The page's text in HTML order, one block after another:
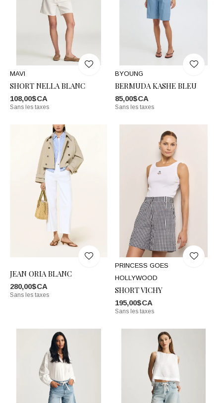
MAVI
SHORT NELLA BLANC
108,00$CA
Sans les taxes
BYOUNG
BERMUDA KASHE BLEU
85,00$CA
Sans les taxes
JEAN ORIA BLANC
280,00$CA
Sans les taxes
PRINCESS GOES
HOLLYWOOD
SHORT VICHY
195,00$CA
Sans les taxes